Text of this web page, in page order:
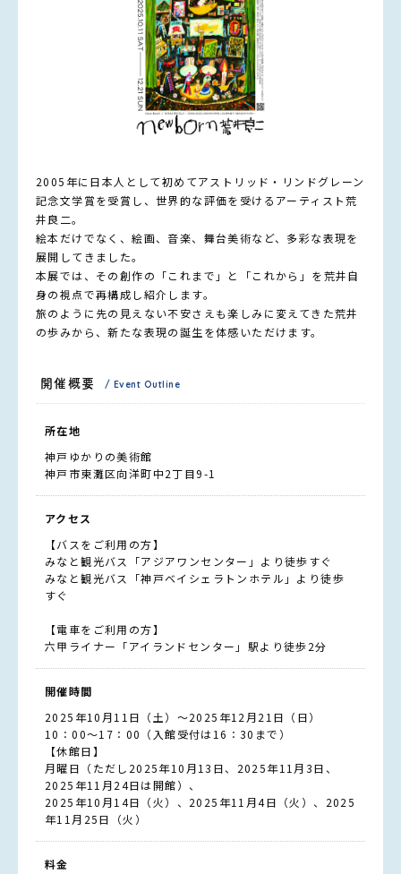
2005年に日本人として初めてアストリッド・リンドグレーン
記念文学賞を受賞し、世界的な評価を受けるアーティスト荒
井良二。
絵本だけでなく、絵画、音楽、舞台美術など、多彩な表現を
展開してきました。
本展では、その創作の「これまで」と「これから」を荒井自
身の視点で再構成し紹介します。
旅のように先の見えない不安さえも楽しみに変えてきた荒井
の歩みから、新たな表現の誕生を体感いただけます。
開催概要 / Event Outline
所在地
神戸ゆかりの美術館
神戸市東灘区向洋町中2丁目9-1
アクセス
【バスをご利用の方】
みなと観光バス「アジアワンセンター」より徒歩すぐ
みなと観光バス「神戸ベイシェラトンホテル」より徒歩
すぐ
【電車をご利用の方】
六甲ライナー「アイランドセンター」駅より徒歩2分
開催時間
2025年10月11日（土）～2025年12月21日（日）
10：00～17：00（入館受付は16：30まで）
【休館日】
月曜日（ただし2025年10月13日、2025年11月3日、
2025年11月24日は開館）、
2025年10月14日（火）、2025年11月4日（火）、2025
年11月25日（火）
料金